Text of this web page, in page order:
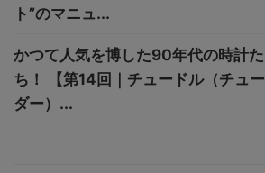
ト”のマニュ...
かつて人気を博した90年代の時計た
ち！ 【第14回｜チュードル（チュー
ダー）...